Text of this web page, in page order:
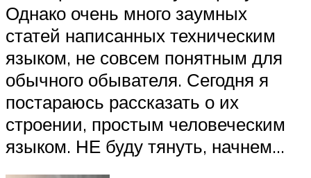
Однако очень много заумных
статей написанных техническим
языком, не совсем понятным для
обычного обывателя. Сегодня я
постараюсь рассказать о их
строении, простым человеческим
языком. НЕ буду тянуть, начнем…